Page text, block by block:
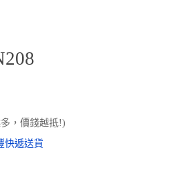
，價錢越抵!)
快遞送貨